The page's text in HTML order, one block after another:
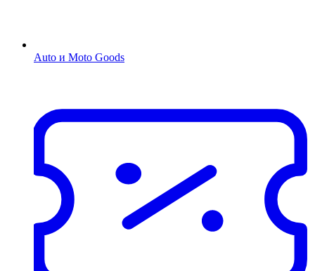
Auto и Moto Goods